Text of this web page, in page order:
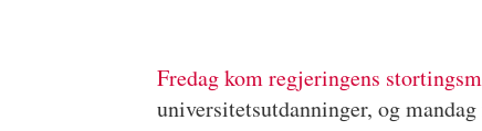
Fredag kom regjeringens
universitetsutdanninger, og